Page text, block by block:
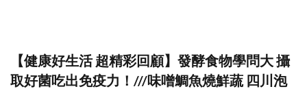
【健康好生活 超精彩回顧】發酵食物學問大 攝
取好菌吃出免疫力！///味噌鯛魚燒鮮蔬 四川泡